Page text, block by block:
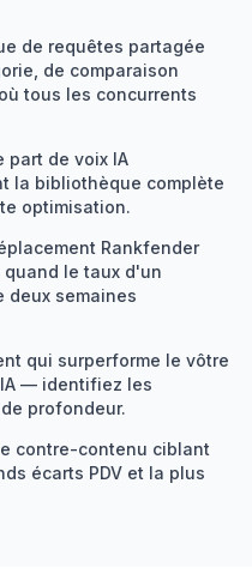
de requêtes partagée
de comparaison
tous les concurrents
part de voix IA
la bibliothèque complète
optimisation.
Rankfender
le taux d'un
deux semaines
qui surperforme le vôtre
— identifiez les
profondeur.
contre-contenu ciblant
écarts PDV et la plus